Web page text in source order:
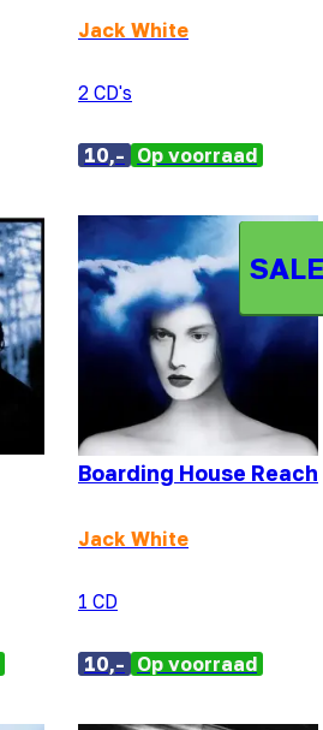
Jack White
2 CD's
10,- Op voorraad
Boarding House Reach
Jack White
1 CD
10,- Op voorraad